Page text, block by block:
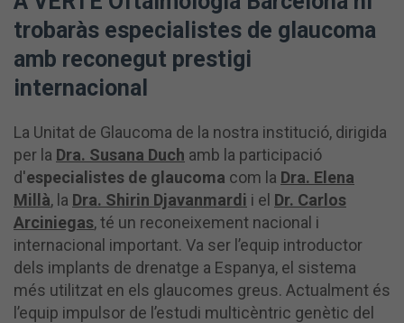
trobaràs especialistes de glaucoma
amb reconegut prestigi
internacional
La Unitat de Glaucoma de la nostra institució, dirigida
per la Dra. Susana Duch amb la participació
d'especialistes de glaucoma com la Dra. Elena
Millà, la Dra. Shirin Djavanmardi i el Dr. Carlos
Arciniegas, té un reconeixement nacional i
internacional important. Va ser l’equip introductor
dels implants de drenatge a Espanya, el sistema
més utilitzat en els glaucomes greus. Actualment és
l’equip impulsor de l’estudi multicèntric genètic del